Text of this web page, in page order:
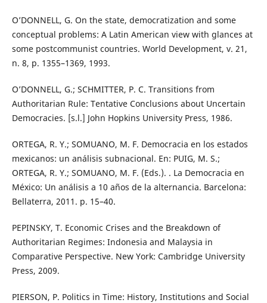
O’DONNELL, G. On the state, democratization and some
conceptual problems: A Latin American view with glances at
some postcommunist countries. World Development, v. 21,
n. 8, p. 1355–1369, 1993.
O’DONNELL, G.; SCHMITTER, P. C. Transitions from
Authoritarian Rule: Tentative Conclusions about Uncertain
Democracies. [s.l.] John Hopkins University Press, 1986.
ORTEGA, R. Y.; SOMUANO, M. F. Democracia en los estados
mexicanos: un análisis subnacional. En: PUIG, M. S.;
ORTEGA, R. Y.; SOMUANO, M. F. (Eds.). . La Democracia en
México: Un análisis a 10 años de la alternancia. Barcelona:
Bellaterra, 2011. p. 15–40.
PEPINSKY, T. Economic Crises and the Breakdown of
Authoritarian Regimes: Indonesia and Malaysia in
Comparative Perspective. New York: Cambridge University
Press, 2009.
PIERSON, P. Politics in Time: History, Institutions and Social